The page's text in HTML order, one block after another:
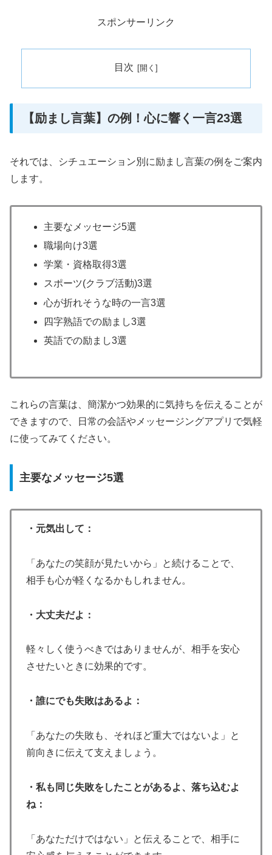
スポンサーリンク
目次
【励まし言葉】の例！心に響く一言23選
それでは、シチュエーション別に励まし言葉の例をご案内
します。
主要なメッセージ5選
職場向け3選
学業・資格取得3選
スポーツ(クラブ活動)3選
心が折れそうな時の一言3選
四字熟語での励まし3選
英語での励まし3選
これらの言葉は、簡潔かつ効果的に気持ちを伝えることが
できますので、日常の会話やメッセージングアプリで気軽
に使ってみてください。
主要なメッセージ5選
・元気出して：
「あなたの笑顔が見たいから」と続けることで、
相手も心が軽くなるかもしれません。
・大丈夫だよ：
軽々しく使うべきではありませんが、相手を安心
させたいときに効果的です。
・誰にでも失敗はあるよ：
「あなたの失敗も、それほど重大ではないよ」と
前向きに伝えて支えましょう。
・私も同じ失敗をしたことがあるよ、落ち込むよ
ね：
「あなただけではない」と伝えることで、相手に